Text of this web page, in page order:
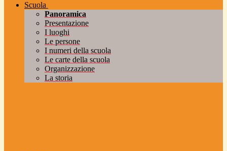
Scuola
Panoramica
Presentazione
I luoghi
Le persone
I numeri della scuola
Le carte della scuola
Organizzazione
La storia